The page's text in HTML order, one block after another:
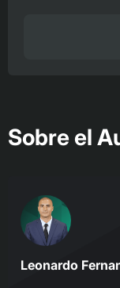
Sobre el
Leonardo